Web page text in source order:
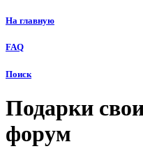
На главную
FAQ
Поиск
Подарки
форум